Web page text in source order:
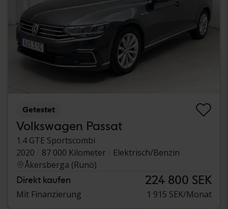
Getestet
Volkswagen Passat
1.4 GTE Sportscombi
2020
87 000 Kilometer
Elektrisch/Benzin
Åkersberga (Runö)
Direkt kaufen 224 800 SEK
Mit Finanzierung 1 915 SEK/Monat